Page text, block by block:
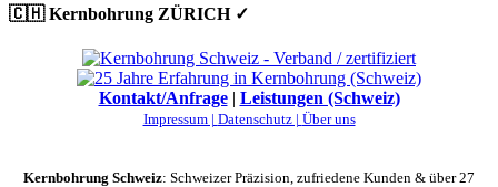
🇨🇭 Kernbohrung ZÜRICH ✓
Kontakt/Anfrage| Leistungen (Schweiz)
Impressum | Datenschutz | Über uns
Kernbohrung Schweiz: Schweizer Präzision, zufriedene Kunden & über 27